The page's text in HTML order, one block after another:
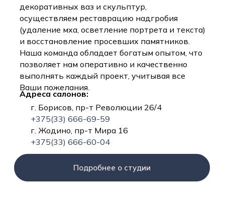
декоративных ваз и скульптур,
осуществляем реставрацию надгробия
(удаление мха, осветление портрета и текста)
и восстановление просевших памятников.
Наша команда обладает богатым опытом, что
позволяет нам оперативно и качественно
выполнять каждый проект, учитывая все
Ваши пожелания.
Адреса салонов:
г. Борисов, пр-т Революции 26/4
+375(33) 666-69-59
г. Жодино, пр-т Мира 16
+375(33) 666-60-04
Подробнее о студии